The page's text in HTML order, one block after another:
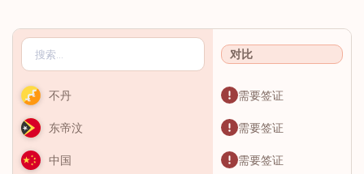
对比
不丹 需要签证
东帝汶 需要签证
中国 需要签证